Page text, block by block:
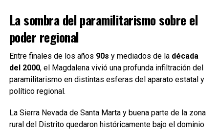
La sombra del paramilitarismo sobre el
poder regional
Entre finales de los años 90s y mediados de la década
del 2000, el Magdalena vivió una profunda infiltración del
paramilitarismo en distintas esferas del aparato estatal y
político regional.
La Sierra Nevada de Santa Marta y buena parte de la zona
rural del Distrito quedaron históricamente bajo el dominio